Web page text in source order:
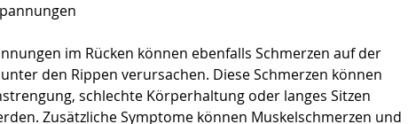
im Rücken können ebenfalls Schmerzen auf der
den Rippen verursachen. Diese Schmerzen können
schlechte Körperhaltung oder langes Sitzen
Zusätzliche Symptome können Muskelschmerzen und